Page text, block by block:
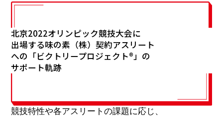
北京2022オリンピック競技大会に
出場する味の素（株）契約アスリート
への 「ビクトリープロジェクト®」の
サポート軌跡
競技特性や各アスリートの課題に応じ、